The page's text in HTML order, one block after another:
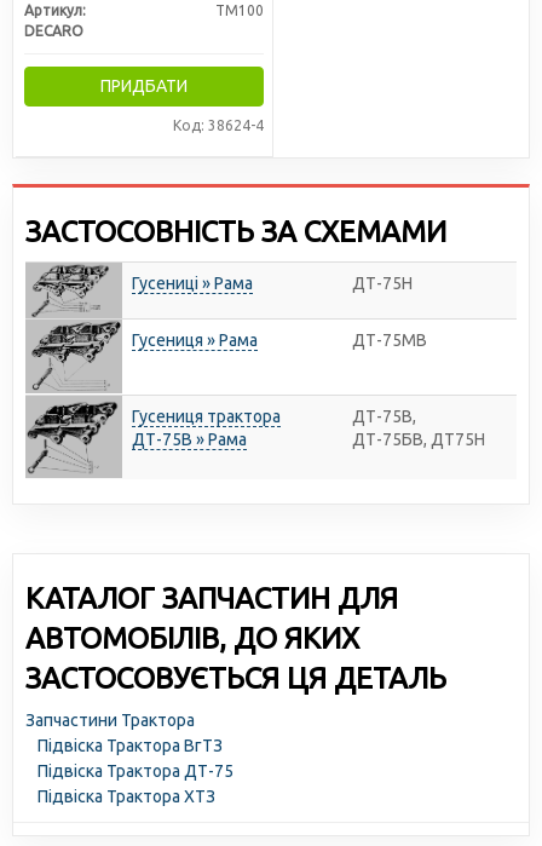
Артикул:
ТМ100
DECARO
ПРИДБАТИ
Код: 38624-4
ЗАСТОСОВНІСТЬ ЗА СХЕМАМИ
Гусениці » Рама ДТ-75Н
Гусениця » Рама ДТ-75МВ
Гусениця трактора
ДТ-75В » Рама
ДТ-75В,
ДТ-75БВ, ДТ75Н
КАТАЛОГ ЗАПЧАСТИН ДЛЯ
АВТОМОБІЛІВ, ДО ЯКИХ
ЗАСТОСОВУЄТЬСЯ ЦЯ ДЕТАЛЬ
Запчастини Трактора
Підвіска Трактора ВгТЗ
Підвіска Трактора ДТ-75
Підвіска Трактора ХТЗ